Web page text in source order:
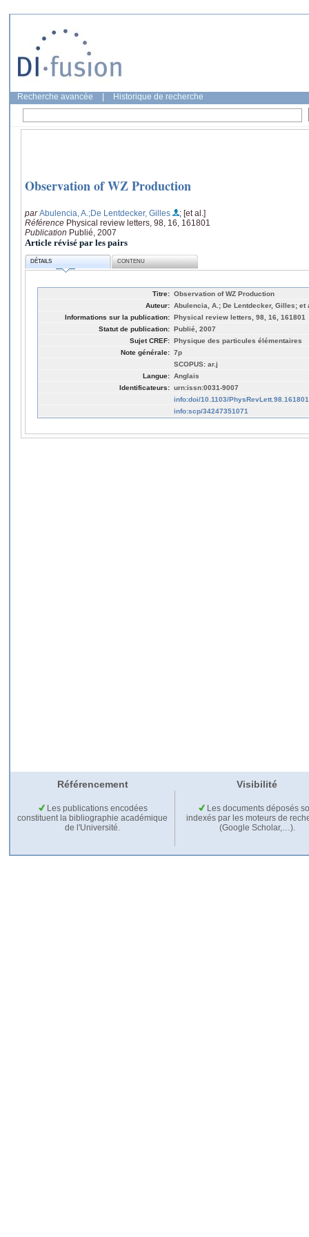
Recherche avancée Historique de recherche
Observation of WZ Production
parAbulencia, A. ;De Lentdecker, Gilles
; [et al.]
Référence Physical review letters, 98, 16, 161801
Publication Publié, 2007
Article révisé par les pairs
DÉTAILS CONTENU
Titre: Observation of WZ Production
Auteur: Abulencia, A.; De Lentdecker, Gilles; et
Informations sur la publication: Physical review letters, 98, 16, 161801
Statut de publication: Publié, 2007
Sujet CREF: Physique des particules élémentaires
Note générale: 7p
SCOPUS: ar.j
Langue: Anglais
Identificateurs: urn:issn:0031-9007
info:doi/10.1103/PhysRevLett.98.161801
info:scp/34247351071
Référencement Visibilité
Les publications encodées
constituent la bibliographie académique
de l'Université.
Les documents déposés
indexés par les moteurs de
(Google Scholar,…).